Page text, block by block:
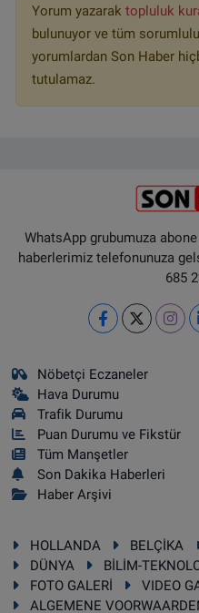
Yorum yazarak topluluk
bulunuyor ve tüm
yorumlardan Son Haber
tutulamaz.
WhatsApp grubumuza abone
haberlerimiz telefonunuza
685
Nöbetçi Eczaneler
Hava Durumu
Trafik Durumu
Puan Durumu ve Fikstür
Tüm Manşetler
Son Dakika Haberleri
Haber Arşivi
HOLLANDA BELÇİKA
DÜNYA
BİLİM-
FOTO GALERİ
VIDEO
ALGEMENE